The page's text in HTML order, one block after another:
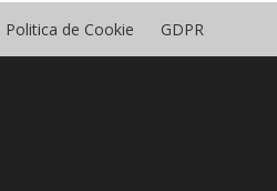
Politica de Cookie GDPR